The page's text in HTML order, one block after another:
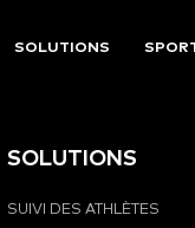
SOLUTIONS
SOLUTIONS
SUIVI DES ATHLÈTES